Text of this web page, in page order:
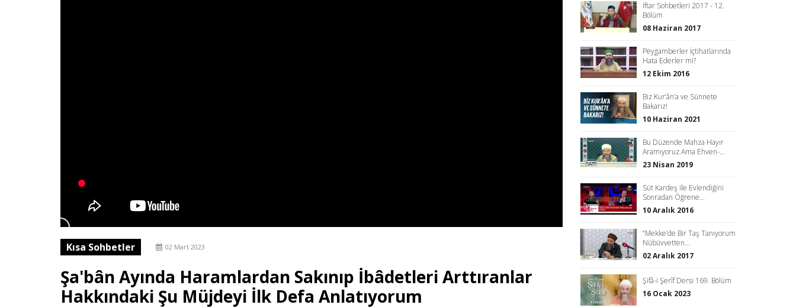
Kısa Sohbetler 02 Mart 2023
Şa'bân Ayında Haramlardan Sakınıp İbâdetleri Arttıranlar
Hakkındaki Şu Müjdeyi İlk Defa Anlatıyorum
İftar Sohbetleri 2017 - 12.
Bölüm
08 Haziran 2017
Peygamberler İçtihatlarında
Hata Ederler mi?
12 Ekim 2016
Biz Kur‘ân’a ve Sünnete
Bakarız!
10 Haziran 2021
Bu Düzende Mahza Hayır
Aramıyoruz Ama Ehven-...
23 Nisan 2019
Süt Kardeş ile Evlendiğini
Sonradan Öğrene...
10 Aralık 2016
“Mekke’de Bir Taş Tanıyorum
Nübüvvetten...
02 Aralık 2017
Şifâ-i Şerîf Dersi 169. Bölüm
16 Ocak 2023